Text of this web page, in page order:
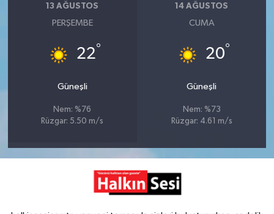
13 AĞUSTOS
PERŞEMBE
22°
Güneşli
Nem: %76
Rüzgar: 5.50 m/s
14 AĞUSTOS
CUMA
20°
Güneşli
Nem: %73
Rüzgar: 4.61 m/s